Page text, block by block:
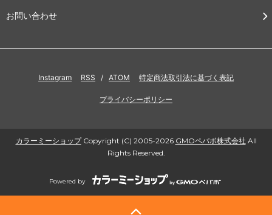
お問い合わせ
Instagram RSS / ATOM 特定商法取引法に基づく表記
プライバシーポリシー
カラーミーショップCopyright (C) 2005-2026 GMOペパボ株式会社 All
Rights Reserved.
Powered by